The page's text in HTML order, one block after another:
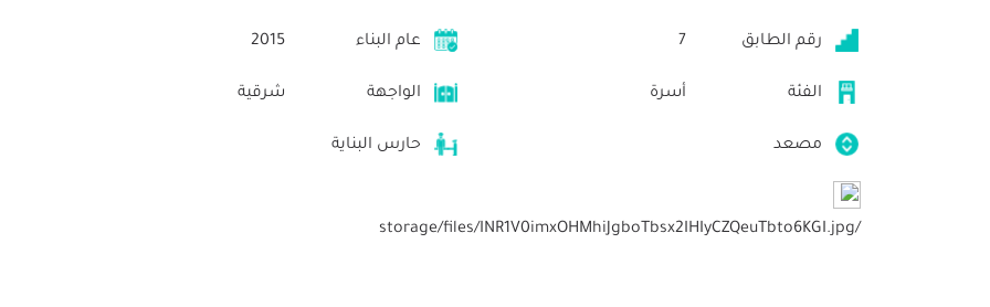
رقم الطابق 7 عام البناء 2015
الفئة أسرة الواجهة شرقية
مصعد حارس البناية
/storage/files/INR1V0imxOHMhiJgboTbsx2IHIyCZQeuTbto6KGI.jpg